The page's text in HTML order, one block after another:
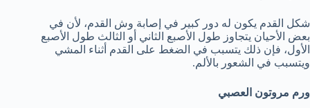
شكل القدم يكون له دور كبير في إصابة وش القدم، لأن في
بعض الأحيان يتجاوز طول الأصبع الثاني أو الثالث طول الأصبع
الأول، فإن ذلك يتسبب في الضغط على القدم أثناء المشي
ويتسبب في الشعور بالألم.
ورم مروتون العصبي